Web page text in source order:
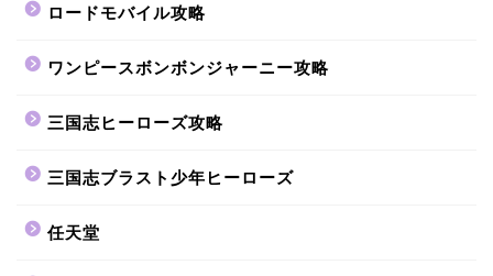
ロードモバイル攻略
ワンピースボンボンジャーニー攻略
三国志ヒーローズ攻略
三国志ブラスト少年ヒーローズ
任天堂